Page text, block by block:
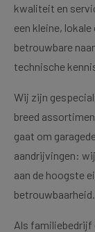
kwaliteit en
een kleine,
betrouwbare
technische
Wij zijn
breed
gaat om
aandrijvingen:
aan de hoogste
betrouwbaarheid.
Als familiebedrijf